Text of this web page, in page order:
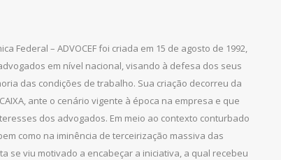
Federal – ADVOCEF foi criada em 15 de agosto de 1992,
em nível nacional, visando à defesa dos seus
das condições de trabalho. Sua criação decorreu da
ante o cenário vigente à época na empresa e que
dos advogados. Em meio ao contexto conturbado
como na iminência de terceirização massiva das
se viu motivado a encabeçar a iniciativa, a qual recebeu